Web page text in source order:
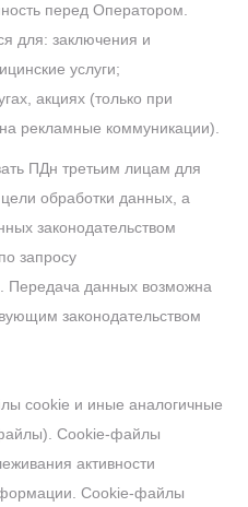
перед Оператором.
для: заключения и
услуги;
акциях (только при
рекламные коммуникации).
ПДн третьим лицам для
обработки данных, а
законодательством
запросу
Передача данных возможна
законодательством
cookie и иные аналогичные
Cookie-файлы
активности
Сookie-файлы